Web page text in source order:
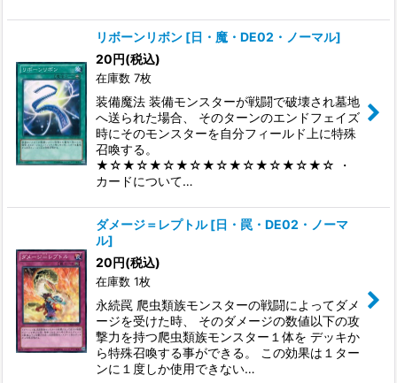
リボーンリボン [日・魔・DE02・ノーマル]
20円(税込)
在庫数 7枚
装備魔法 装備モンスターが戦闘で破壊され墓地
へ送られた場合、 そのターンのエンドフェイズ
時にそのモンスターを自分フィールド上に特殊
召喚する。
★☆★☆★☆★☆★☆★☆★☆★☆★☆ ・
カードについて…
ダメージ＝レプトル [日・罠・DE02・ノーマ
ル]
20円(税込)
在庫数 1枚
永続罠 爬虫類族モンスターの戦闘によってダメ
ージを受けた時、 そのダメージの数値以下の攻
撃力を持つ爬虫類族モンスター１体を デッキか
ら特殊召喚する事ができる。 この効果は１ター
ンに１度しか使用できない…